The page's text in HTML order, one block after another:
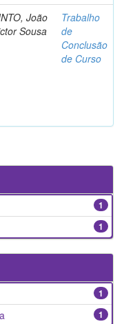
João
Sousa
Trabalho
de
Conclusão
de Curso
1
1
1
1